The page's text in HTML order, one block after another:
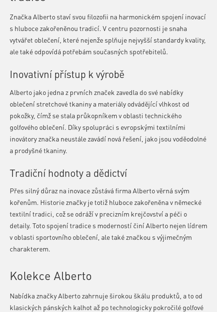
Značka Alberto staví svou filozofii na harmonickém spojení inovací
s hluboce zakořeněnou tradicí. V centru pozornosti je snaha
vytvářet oblečení, které nejenže splňuje nejvyšší standardy kvality,
ale také odpovídá potřebám současných spotřebitelů.
Inovativní přístup k výrobě
Alberto jako jedna z prvních značek zavedla do své nabídky
oblečení stretchové tkaniny a materiály odvádějící vlhkost od
pokožky, čímž se stala průkopníkem v oblasti technického
golfového oblečení. Díky spolupráci s evropskými textilními
inovátory značka neustále zavádí nová řešení, jako jsou voděodolné
a prodyšné tkaniny.
Tradiční hodnoty a dědictví
Přes silný důraz na inovace zůstává firma Alberto věrná svým
kořenům. Historie značky je totiž hluboce zakořeněna v německé
textilní tradici, což se odráží v precizním krejčovství a péči o
detaily. Toto spojení tradice s moderností činí Alberto nejen lídrem
v oblasti sportovního oblečení, ale také značkou s výjimečným
charakterem.
Kolekce Alberto
Nabídka značky Alberto zahrnuje širokou škálu produktů, a to od
klasických pánských kalhot až po technologicky pokročilé golfové